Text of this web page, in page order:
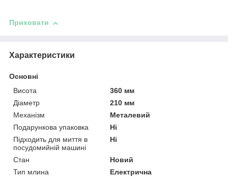
Приховати
Характеристики
Основні
Висота
360 мм
Діаметр
210 мм
Механізм
Металевий
Подарункова упаковка
Ні
Підходить для миття в
посудомийній машині
Ні
Стан
Новий
Тип млина
Електрична